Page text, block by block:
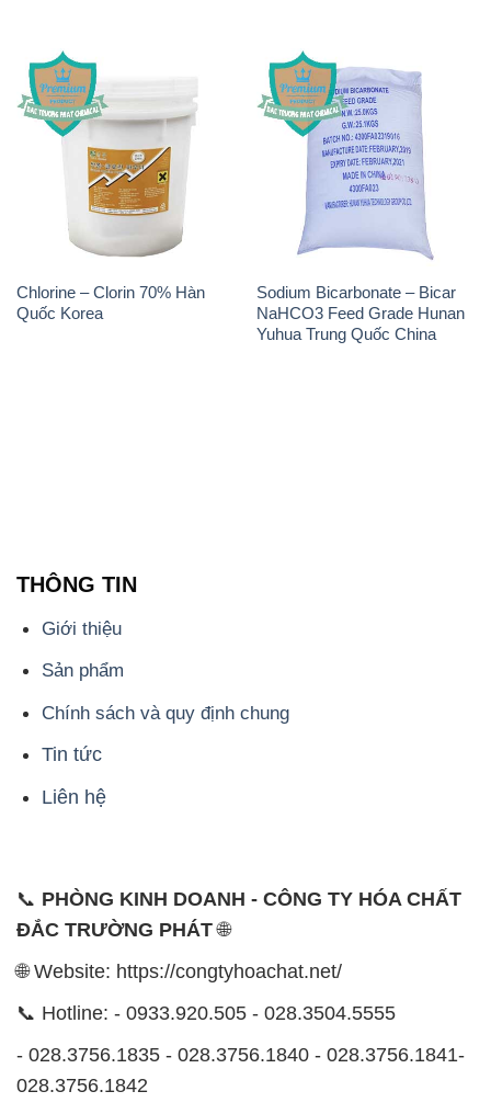
Chlorine – Clorin 70% Hàn
Quốc Korea
Sodium Bicarbonate – Bicar
NaHCO3 Feed Grade Hunan
Yuhua Trung Quốc China
THÔNG TIN
Giới thiệu
Sản phẩm
Chính sách và quy định chung
Tin tức
Liên hệ
📞 PHÒNG KINH DOANH - CÔNG TY HÓA CHẤT
ĐẮC TRƯỜNG PHÁT🌐
🌐 Website: https://congtyhoachat.net/
📞 Hotline: - 0933.920.505 - 028.3504.5555
- 028.3756.1835 - 028.3756.1840 - 028.3756.1841-
028.3756.1842